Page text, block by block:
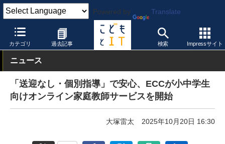
Powered by Translate
カテゴリ 過去記事 検索 Impressサイト
こどもとIT 製品・サービス オンライン授業システム
ニュース
「送迎なし・個別指導」で安心、ECCが小中学生
向けオンライン家庭教師サービスを開始
大塚雷太 2025年10月20日 16:30